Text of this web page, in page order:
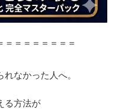
＝＝＝＝＝＝＝＝
なかった人へ。
る方法が